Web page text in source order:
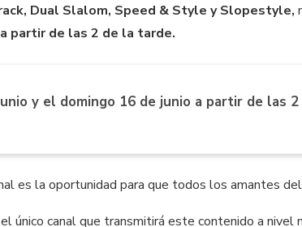
Dual Slalom, Speed & Style y Slopestyle,
partir de las 2 de la tarde.
y el domingo 16 de junio a partir de las
es la oportunidad para que todos los amantes
único canal que transmitirá este contenido a